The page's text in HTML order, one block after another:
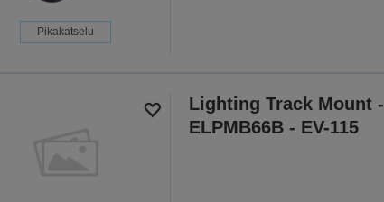
Pikakatselu
Lighting Track Mount -
ELPMB66B - EV-115